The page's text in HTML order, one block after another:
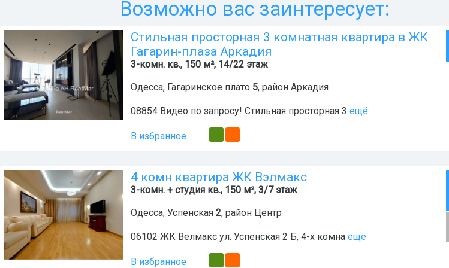
Возможно вас заинтересует:
Стильная просторная 3 комнатная квартира в ЖК
Гагарин-плаза Аркадия
3-комн. кв., 150 м², 14/22 этаж
Одесса, Гагаринское плато 5, район Аркадия
08854 Видео по запросу! Стильная просторная 3 ещё
В избранное
4 комн квартира ЖК Вэлмакс
3-комн. + студия кв., 150 м², 3/7 этаж
Одесса, Успенская 2, район Центр
06102 ЖК Велмакс ул. Успенская 2 Б, 4-х комна ещё
В избранное